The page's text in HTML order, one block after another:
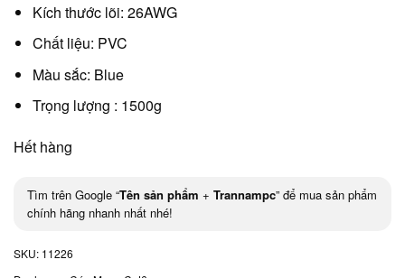
Kích thước lõi: 26AWG
Chất liệu: PVC
Màu sắc: Blue
Trọng lượng : 1500g
Hết hàng
Tìm trên Google “Tên sản phẩm + Trannampc” để mua sản phẩm
chính hãng nhanh nhất nhé!
SKU: 11226